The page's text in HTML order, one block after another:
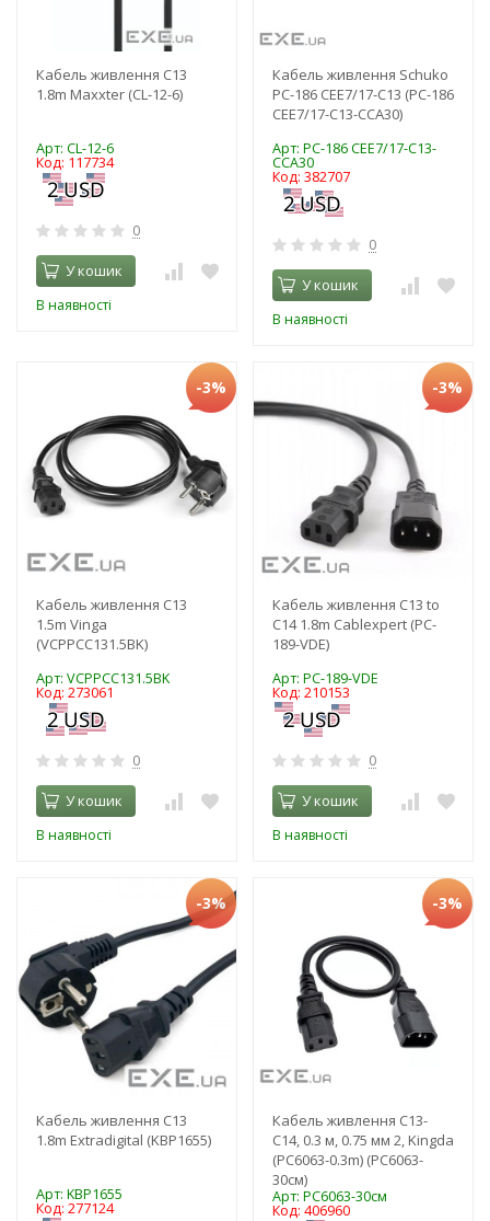
Кабель живлення C13
1.8m Maxxter (CL-12-6)
Арт: CL-12-6
Код: 117734
0
У кошик
В наявності
Кабель живлення Schuko
PC-186 CEE7/17-C13 (PC-186
CEE7/17-C13-CCA30)
Арт: PC-186 CEE7/17-C13-
CCA30
Код: 382707
0
У кошик
В наявності
-3%
Кабель живлення C13
1.5m Vinga
(VCPPCC131.5BK)
Арт: VCPPCC131.5BK
Код: 273061
0
У кошик
В наявності
-3%
Кабель живлення C13 to
C14 1.8m Cablexpert (PC-
189-VDE)
Арт: PC-189-VDE
Код: 210153
0
У кошик
В наявності
-3%
Кабель живлення C13
1.8m Extradigital (KBP1655)
Арт: KBP1655
Код: 277124
-3%
Кабель живлення С13-
C14, 0.3 м, 0.75 мм 2, Kingda
(PC6063-0.3m) (PC6063-
30см)
Арт: PC6063-30см
Код: 406960